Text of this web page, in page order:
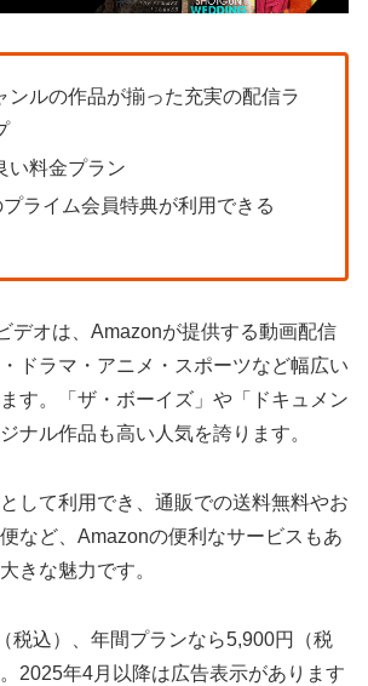
ンルの作品が揃った充実の配信ラ
い料金プラン
ライム会員特典が利用できる
デオは、Amazonが提供する動画配信
ドラマ・アニメ・スポーツなど幅広い
す。「ザ・ボーイズ」や「ドキュメン
ナル作品も高い人気を誇ります。
して利用でき、通販での送料無料やお
など、Amazonの便利なサービスもあ
きな魅力です。
税込）、年間プランなら5,900円（税
2025年4月以降は広告表示があります